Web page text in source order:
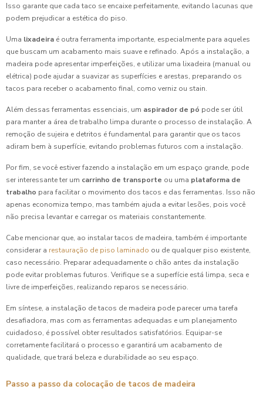
Isso garante que cada taco se encaixe perfeitamente, evitando lacunas que
podem prejudicar a estética do piso.
Uma lixadeira é outra ferramenta importante, especialmente para aqueles
que buscam um acabamento mais suave e refinado. Após a instalação, a
madeira pode apresentar imperfeições, e utilizar uma lixadeira (manual ou
elétrica) pode ajudar a suavizar as superfícies e arestas, preparando os
tacos para receber o acabamento final, como verniz ou stain.
Além dessas ferramentas essenciais, um aspirador de pó pode ser útil
para manter a área de trabalho limpa durante o processo de instalação. A
remoção de sujeira e detritos é fundamental para garantir que os tacos
adiram bem à superfície, evitando problemas futuros com a instalação.
Por fim, se você estiver fazendo a instalação em um espaço grande, pode
ser interessante ter um carrinho de transporte ou uma plataforma de
trabalho para facilitar o movimento dos tacos e das ferramentas. Isso não
apenas economiza tempo, mas também ajuda a evitar lesões, pois você
não precisa levantar e carregar os materiais constantemente.
Cabe mencionar que, ao instalar tacos de madeira, também é importante
considerar a restauração de piso laminado ou de qualquer piso existente,
caso necessário. Preparar adequadamente o chão antes da instalação
pode evitar problemas futuros. Verifique se a superfície está limpa, seca e
livre de imperfeições, realizando reparos se necessário.
Em síntese, a instalação de tacos de madeira pode parecer uma tarefa
desafiadora, mas com as ferramentas adequadas e um planejamento
cuidadoso, é possível obter resultados satisfatórios. Equipar-se
corretamente facilitará o processo e garantirá um acabamento de
qualidade, que trará beleza e durabilidade ao seu espaço.
Passo a passo da colocação de tacos de madeira